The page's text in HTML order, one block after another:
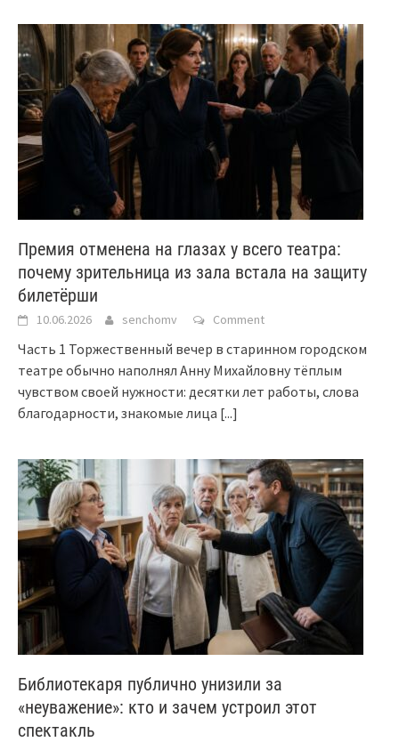
Премия отменена на глазах у всего театра:
почему зрительница из зала встала на защиту
билетёрши
10.06.2026 senchomv Comment
Часть 1 Торжественный вечер в старинном городском
театре обычно наполнял Анну Михайловну тёплым
чувством своей нужности: десятки лет работы, слова
благодарности, знакомые лица [...]
Библиотекаря публично унизили за
«неуважение»: кто и зачем устроил этот
спектакль